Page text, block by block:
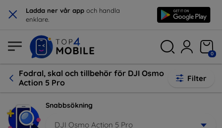
× Ladda ner vår app och handla
enklare.
0
Fodral, skal och tillbehör för DJI Osmo
Action 5 Pro
Filter
Snabbsökning
DJI Osmo Action 5 Pro